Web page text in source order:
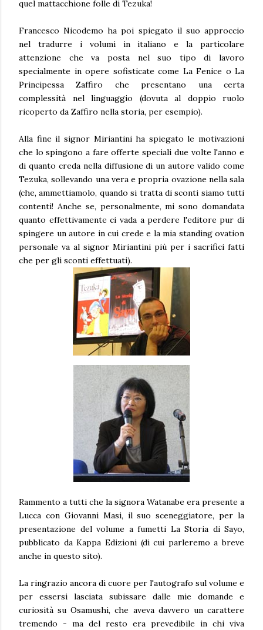
quel mattacchione folle di Tezuka!
Francesco Nicodemo ha poi spiegato il suo approccio
nel tradurre i volumi in italiano e la particolare
attenzione che va posta nel suo tipo di lavoro
specialmente in opere sofisticate come La Fenice o La
Principessa Zaffiro che presentano una certa
complessità nel linguaggio (dovuta al doppio ruolo
ricoperto da Zaffiro nella storia, per esempio).
Alla fine il signor Miriantini ha spiegato le motivazioni
che lo spingono a fare offerte speciali due volte l'anno e
di quanto creda nella diffusione di un autore valido come
Tezuka, sollevando una vera e propria ovazione nella sala
(che, ammettiamolo, quando si tratta di sconti siamo tutti
contenti! Anche se, personalmente, mi sono domandata
quanto effettivamente ci vada a perdere l'editore pur di
spingere un autore in cui crede e la mia standing ovation
personale va al signor Miriantini più per i sacrifici fatti
che per gli sconti effettuati).
Rammento a tutti che la signora Watanabe era presente a
Lucca con Giovanni Masi, il suo sceneggiatore, per la
presentazione del volume a fumetti La Storia di Sayo,
pubblicato da Kappa Edizioni (di cui parleremo a breve
anche in questo sito).
La ringrazio ancora di cuore per l'autografo sul volume e
per essersi lasciata subissare dalle mie domande e
curiosità su Osamushi, che aveva davvero un carattere
tremendo - ma del resto era prevedibile in chi viva